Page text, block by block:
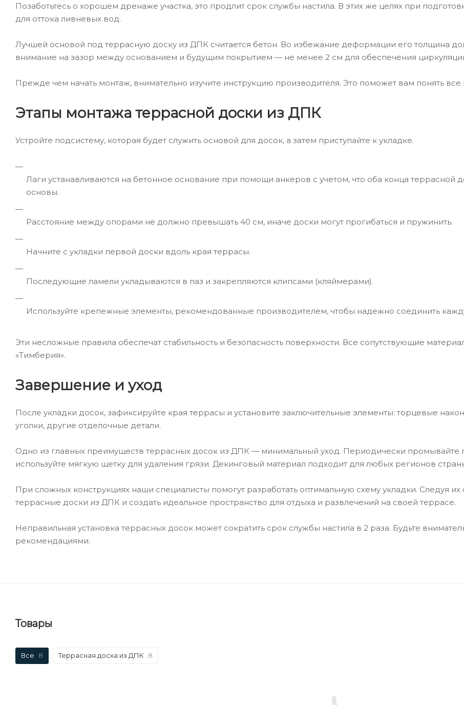
Позаботьтесь о хорошем дренаже участка, это продлит срок службы настила. В этих же целях при
для оттока ливневых вод.
Лучшей основой под террасную доску из ДПК считается бетон. Во избежание деформации его толщина
внимание на зазор между основанием и будущим покрытием — не менее 2 см для обеспечения
Прежде чем начать монтаж, внимательно изучите инструкцию производителя. Это поможет вам понять все
Этапы монтажа террасной доски из ДПК
Устройте подсистему, которая будет служить основой для досок, а затем приступайте к укладке.
Лаги устанавливаются на бетонное основание при помощи анкеров с учетом, что оба конца террасной
основы.
Расстояние между опорами не должно превышать 40 см, иначе доски могут прогибаться и пружинить.
Начните с укладки первой доски вдоль края террасы.
Последующие ламели укладываются в паз и закрепляются клипсами (кляймерами).
Используйте крепежные элементы, рекомендованные производителем, чтобы надежно соединить
Эти несложные правила обеспечат стабильность и безопасность поверхности. Все сопутствующие
«Тимберия».
Завершение и уход
После укладки досок, зафиксируйте края террасы и установите заключительные элементы: торцевые
уголки, другие отделочные детали.
Одно из главных преимуществ террасных досок из ДПК — минимальный уход. Периодически промывайте
используйте мягкую щетку для удаления грязи. Декинговый материал подходит для любых регионов
При сложных конструкциях наши специалисты помогут разработать оптимальную схему укладки. Следуя
террасные доски из ДПК и создать идеальное пространство для отдыха и развлечений на своей террасе.
Неправильная установка террасных досок может сократить срок службы настила в 2 раза. Будьте
рекомендациями.
Товары
Все 8 Террасная доска из ДПК 8